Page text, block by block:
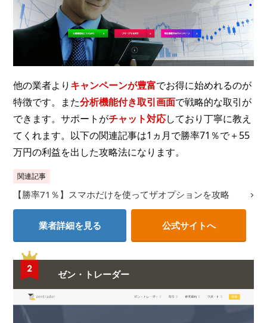
他の業者より キャンペーンが豊富でお得に始めれるのが
特徴です。また分析機能付き取引画面で戦略的な取引が
できます。サポートがチャット対応しており丁寧に教え
てくれます。以下の関連記事は1ヵ月で勝率71％で＋55
万円の利益を出した攻略法になります。
関連記事
【勝率71％】スマホだけを使ってザオプションを攻略
業者詳細を見る 公式サイトへ
ゼン・トレーダー